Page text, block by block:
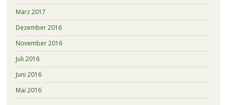
März 2017
Dezember 2016
November 2016
Juli 2016
Juni 2016
Mai 2016